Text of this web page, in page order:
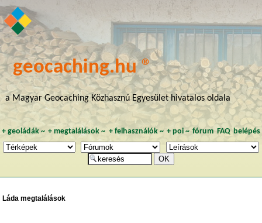
geocaching.hu ®
a Magyar Geocaching Közhasznú Egyesület hivatalos oldala
+ geoládák~ +megtalálások ~ + felhasználók~ + poi~ fórum FAQ belépés
Láda megtalálások